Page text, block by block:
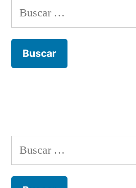
Buscar:
Buscar: